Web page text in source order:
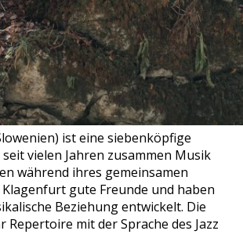
ist eine siebenköpfige
vielen Jahren zusammen Musik
während ihres gemeinsamen
Klagenfurt gute Freunde und haben
Beziehung entwickelt. Die
Repertoire mit der Sprache des Jazz